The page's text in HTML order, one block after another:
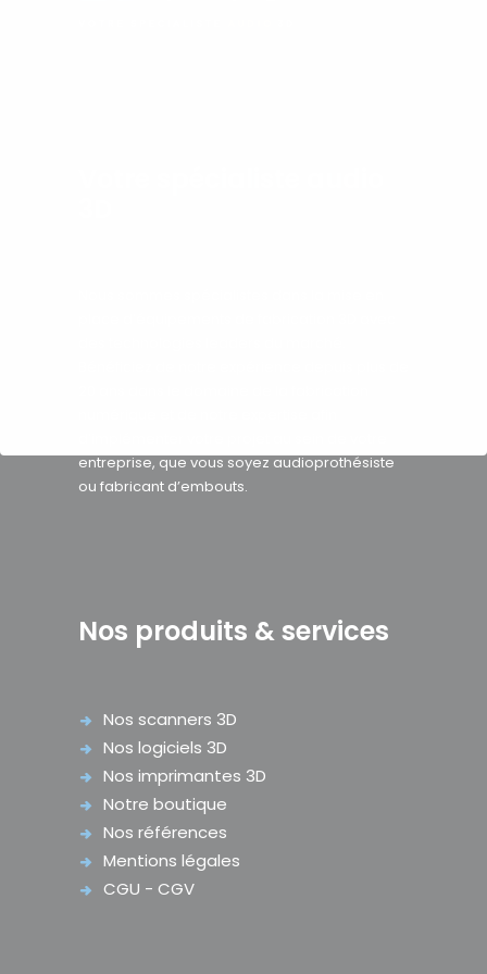
entreprise, que vous soyez audioprothésiste
ou fabricant d’embouts.
Nos produits & services
Nos scanners 3D
Nos logiciels 3D
Nos imprimantes 3D
Notre boutique
Nos références
Mentions légales
CGU - CGV